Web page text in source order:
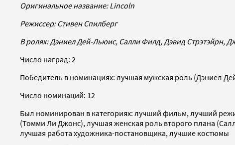
Оригинальное название:Lincoln
Режиссер: Стивен Спилберг
В ролях: Дэниел Дей-Льюис, Салли Филд, Дэвид Стрэтэйрн,
Число наград: 2
Победитель в номинациях: лучшая мужская роль (Дэниел
Число номинаций: 12
Был номинирован в категориях: лучший фильм, лучший
(Томми Ли Джонс), лучшая женская роль второго плана
лучшая работа художника-постановщика, лучшие костюмы